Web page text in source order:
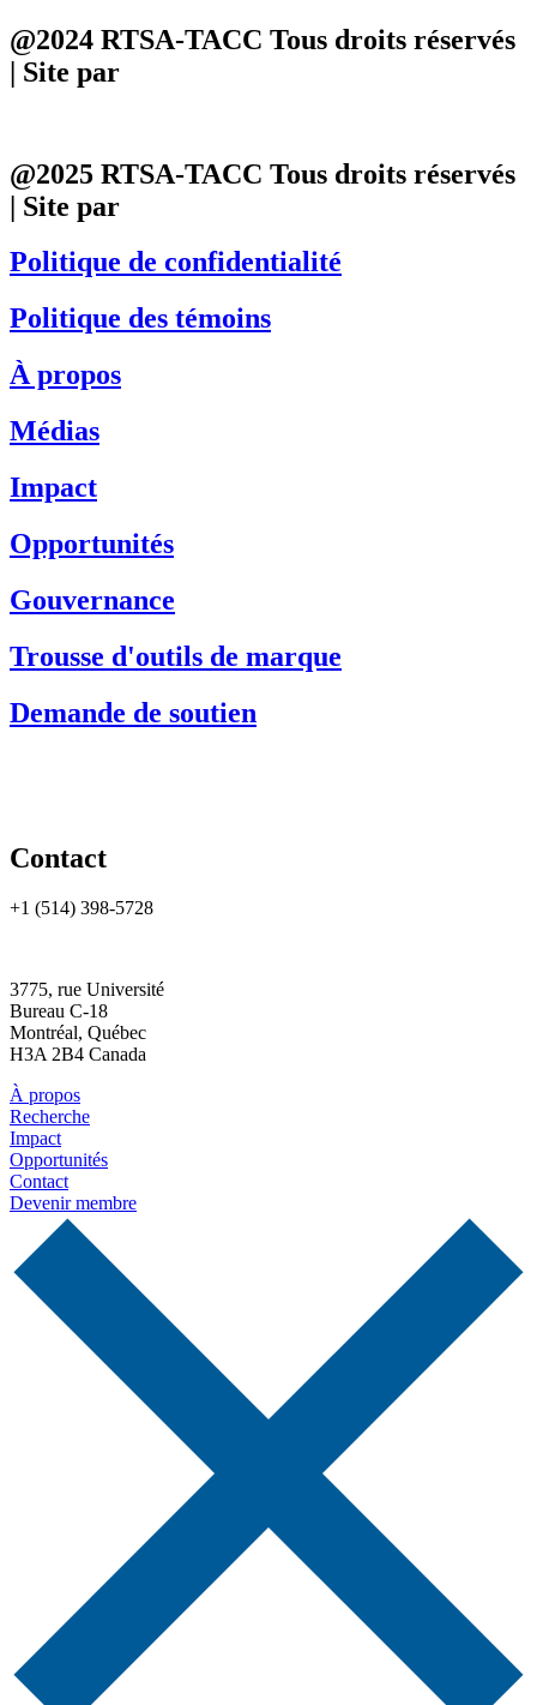
@2024 RTSA-TACC Tous droits réservés
| Site par
@2025 RTSA-TACC Tous droits réservés
| Site par
Politique de confidentialité
Politique des témoins
À propos
Médias
Impact
Opportunités
Gouvernance
Trousse d'outils de marque
Demande de soutien
Contact
+1 (514) 398-5728
3775, rue Université
Bureau C-18
Montréal, Québec
H3A 2B4 Canada
À propos
Recherche
Impact
Opportunités
Contact
Devenir membre